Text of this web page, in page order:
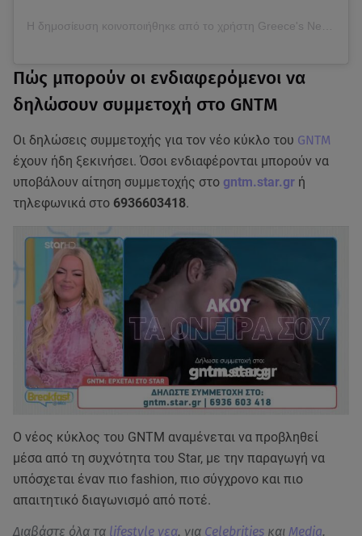
Η δημοσίευση κοινοποιήθηκε από το χρήστη Greece's Next Top Model (@gntmgr)
Πώς μπορούν οι ενδιαφερόμενοι να
δηλώσουν συμμετοχή στο GNTM
Οι δηλώσεις συμμετοχής για τον νέο κύκλο του GNTM
έχουν ήδη ξεκινήσει. Όσοι ενδιαφέρονται μπορούν να
υποβάλουν αίτηση συμμετοχής στο gntm.star.gr ή
τηλεφωνικά στο 6936603418.
Ο νέος κύκλος του GNTM αναμένεται να προβληθεί
μέσα από τη συχνότητα του Star, με την παραγωγή να
υπόσχεται έναν πιο fashion, πιο σύγχρονο και πιο
απαιτητικό διαγωνισμό από ποτέ.
Διαβάστε όλα τα lifestyle νεα, για Celebrities και Media.